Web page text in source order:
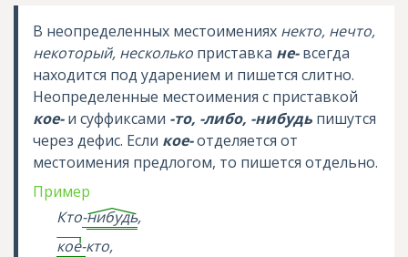
В неопределенных местоимениях некто, нечто,
некоторый, несколько приставка не-всегда
находится под ударением и пишется слитно.
Неопределенные местоимения с приставкой
кое-и суффиксами -то, -либо, -нибудь пишутся
через дефис. Если кое-отделяется от
местоимения предлогом, то пишется отдельно.
Пример
Кто-нибудь,
кое-кто,